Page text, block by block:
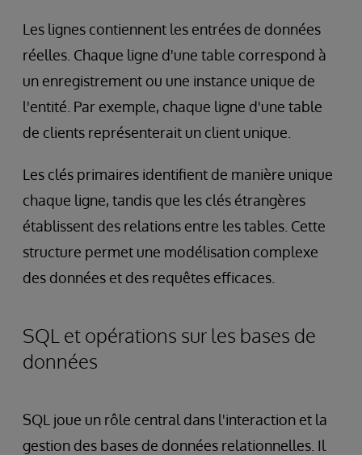
Les lignes contiennent les entrées de données
réelles. Chaque ligne d'une table correspond à
un enregistrement ou une instance unique de
l'entité. Par exemple, chaque ligne d'une table
de clients représenterait un client unique.
Les clés primaires identifient de manière unique
chaque ligne, tandis que les clés étrangères
établissent des relations entre les tables. Cette
structure permet une modélisation complexe
des données et des requêtes efficaces.
SQL et opérations sur les bases de
données
SQL joue un rôle central dans l'interaction et la
gestion des bases de données relationnelles. Il